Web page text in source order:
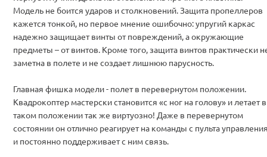
Модель не боится ударов и столкновений. Защита пропеллеров
кажется тонкой, но первое мнение ошибочно: упругий каркас
надежно защищает винты от повреждений, а окружающие
предметы – от винтов. Кроме того, защита винтов практически
заметна в полете и не создает лишнюю парусность.
Главная фишка модели - полет в перевернутом положении.
Квадрокоптер мастерски становится «с ног на голову» и летает в
таком положении так же виртуозно! Даже в перевернутом
состоянии он отлично реагирует на команды с пульта
и постоянно поддерживает с ним связь.